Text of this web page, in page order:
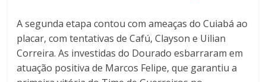
A segunda etapa contou com ameaças do Cuiabá ao
placar, com tentativas de Cafú, Clayson e Uilian
Correira. As investidas do Dourado esbarraram em
atuação positiva de Marcos Felipe, que garantiu a